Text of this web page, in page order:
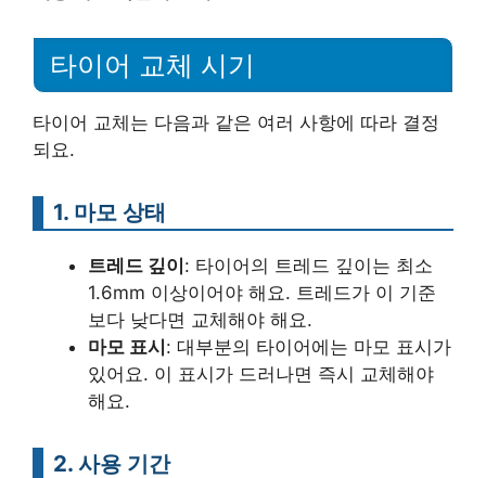
타이어 교체 시기
타이어 교체는 다음과 같은 여러 사항에 따라 결정
되요.
1. 마모 상태
트레드 깊이: 타이어의 트레드 깊이는 최소
1.6mm 이상이어야 해요. 트레드가 이 기준
보다 낮다면 교체해야 해요.
마모 표시: 대부분의 타이어에는 마모 표시가
있어요. 이 표시가 드러나면 즉시 교체해야
해요.
2. 사용 기간